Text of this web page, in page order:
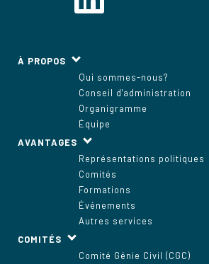
À PROPOS
Qui sommes-nous?
Conseil d'administration
Organigramme
Équipe
AVANTAGES
Représentations politiques
Comités
Formations
Événements
Autres services
COMITÉS
Comité Génie Civil (CGC)